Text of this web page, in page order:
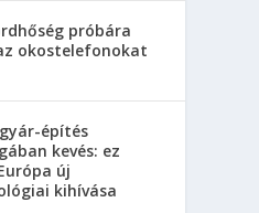
próbára
okostelefonokat
építés
kevés: ez
új
kihívása